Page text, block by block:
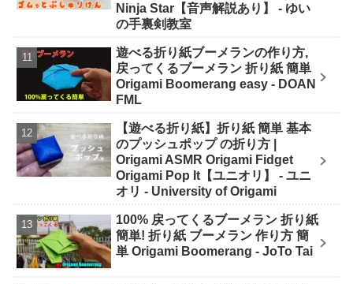
Ninja Star【音声解説あり】 - ゆい
の手裏剣教室
遊べる折り紙ブーメランの作り方,
戻ってくるブーメラン 折り紙 簡単
Origami Boomerang easy - DOAN
FML
【遊べる折り紙】折り紙 簡単 基本
のプッシュポップ の折り方 |
Origami ASMR Origami Fidget
Origami Pop It【ユニオリ】 - ユニ
オリ - University of Origami
100% 戻ってくるブーメラン 折り紙
簡単! 折り紙 ブーメラン 作り方 簡
単 Origami Boomerang - JoTo Tai